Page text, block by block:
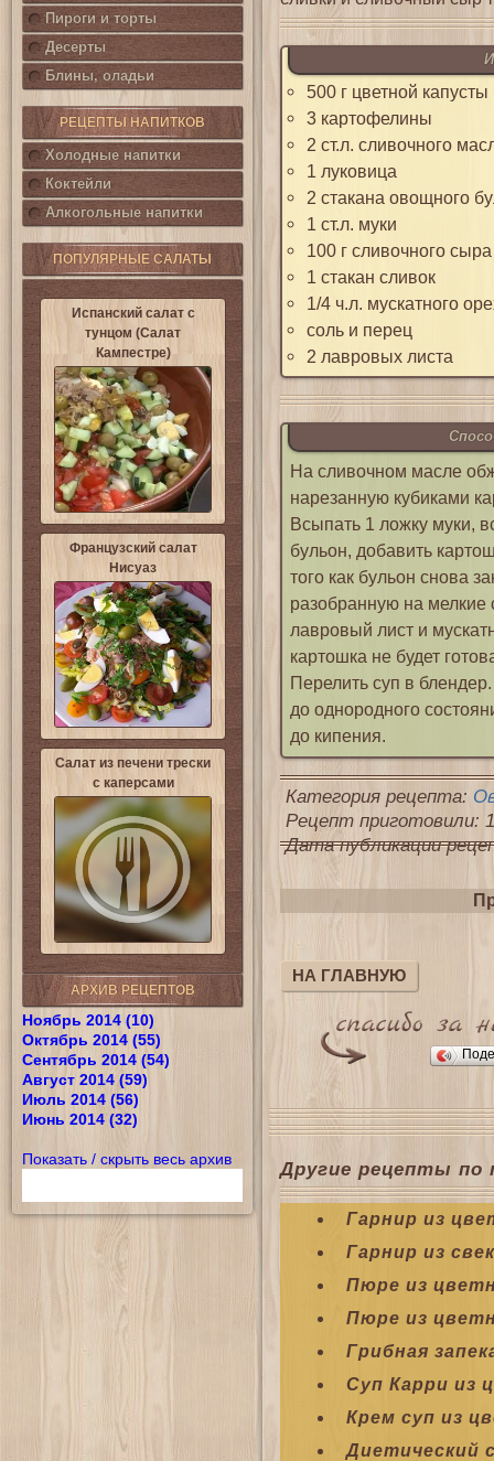
Пироги и торты
Десерты
Блины, оладьи
РЕЦЕПТЫ НАПИТКОВ
Холодные напитки
Коктейли
Алкогольные напитки
ПОПУЛЯРНЫЕ САЛАТЫ
Испанский салат с
тунцом (Салат
Кампестре)
Французский салат
Нисуаз
Салат из печени трески
с каперсами
АРХИВ РЕЦЕПТОВ
Ноябрь 2014 (10)
Октябрь 2014 (55)
Сентябрь 2014 (54)
Август 2014 (59)
Июль 2014 (56)
Июнь 2014 (32)
Показать / скрыть весь архив
500 г цветной капусты
3 картофелины
2 ст.л. сливочного
1 луковица
2 стакана овощного
1 ст.л. муки
100 г сливочного
1 стакан сливок
1/4 ч.л. мускатного
соль и перец
2 лавровых листа
На сливочном масле
нарезанную кубиками
Всыпать 1 ложку муки,
бульон, добавить
того как бульон снова
разобранную на мелкие
лавровый лист и
картошка не будет
Перелить суп в
до однородного
до кипения.
Категория рецепта:
Рецепт приготовили:
Дата публикации
НА ГЛАВНУЮ
Другие рецепты по
Гарнир из
Гарнир из
Пюре из
Пюре из
Грибная
Суп Карри из
Крем суп из
Диетический